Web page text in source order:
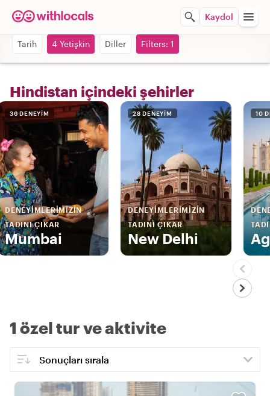
Kaydol
Tarih 4 Yetişkin Diller Filters: 1
Hindistan içindeki şehirler
36 DENEYIM
DENEYIMLERIMIZIN
TADINI ÇIKAR
Mumbai
28 DENEYIM
DENEYIMLERIMIZIN
TADINI ÇIKAR
New Delhi
10
1 özel tur ve aktivite